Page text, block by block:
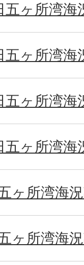
五ヶ所湾海
五ヶ所湾海
五ヶ所湾海
五ヶ所湾海
ヶ所湾海
ヶ所湾海